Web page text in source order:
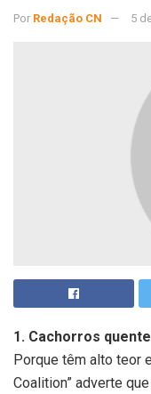
Por Redação CN 5
1. Cachorros
Porque têm alto teor
Coalition” adverte